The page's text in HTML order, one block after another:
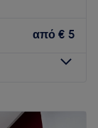
από € 5
10:00–
20:00